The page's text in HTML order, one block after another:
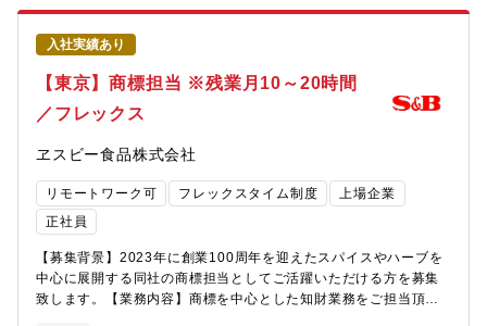
く食べて、美しく、健やかに、安心して暮らせる生活のお役に立
ちたい。笑顔ある食卓、夢ある暮らしの中に「S&B」がある。そ
れが私たちの願いです。そして、お客様からいただいたブランド
への信頼が、より社会に役立つ研究や製品開発の原動力となり、
さらには従業員の幸せな暮らしと生き甲斐につながることが理想
です。お客様の笑顔の向こうには、きっと、今日より明るい未来
り。だから、私たちが納得したものだけにしか「S&B」のラベル
を貼りません。
入社実績あり
【東京】商標担当 ※残業月10～20時間
／フレックス
ヱスビー食品株式会社
リモートワーク可 フレックスタイム制度
上場企業
正社員
【募集背景】2023年に創業100周年を迎えたスパイスやハーブを
中心に展開する同社の商標担当としてご活躍いただける方を募集
致します。【業務内容】商標を中心とした知財業務をご担当頂き